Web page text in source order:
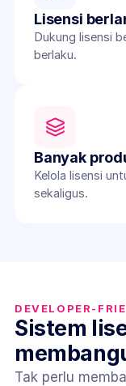
Lisensi
Dukung lisensi
berlaku.
Banyak
Kelola lisensi
sekaligus.
DEVELOPER-
Sistem
Tak perlu